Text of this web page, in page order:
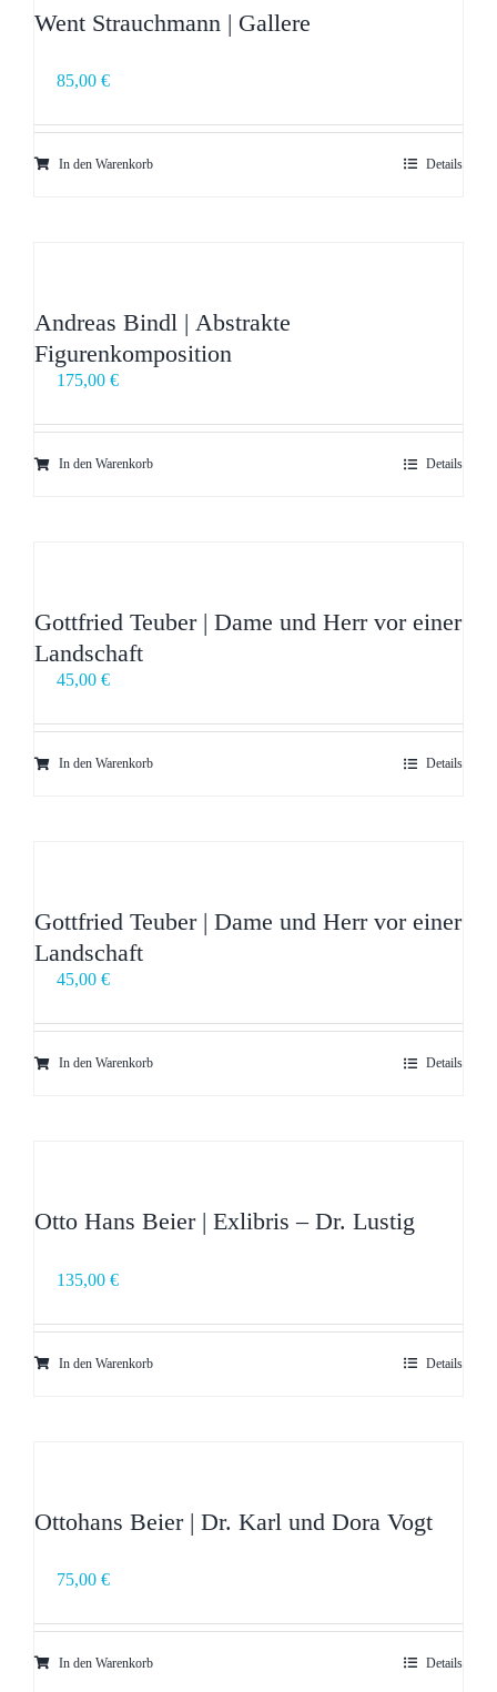
Went Strauchmann | Gallere
85,00 €
In den Warenkorb Details
Andreas Bindl | Abstrakte
Figurenkomposition
175,00 €
In den Warenkorb Details
Gottfried Teuber | Dame und Herr vor einer
Landschaft
45,00 €
In den Warenkorb Details
Gottfried Teuber | Dame und Herr vor einer
Landschaft
45,00 €
In den Warenkorb Details
Otto Hans Beier | Exlibris – Dr. Lustig
135,00 €
In den Warenkorb Details
Ottohans Beier | Dr. Karl und Dora Vogt
75,00 €
In den Warenkorb Details